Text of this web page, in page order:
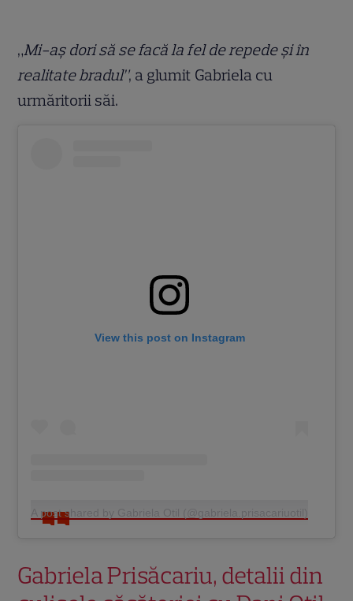
„Mi-aș dori să se facă la fel de repede și în
realitate bradul”, a glumit Gabriela cu
urmăritorii săi.
View this post on Instagram
A post shared by Gabriela Otil (@gabriela.prisacariuotil)
Gabriela Prisăcariu, detalii din